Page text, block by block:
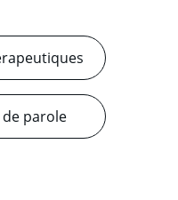
parole